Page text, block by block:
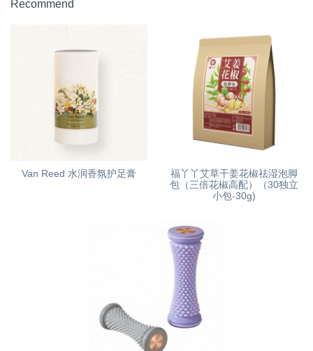
Recommend
Van Reed 水润香氛护足膏
福丫丫艾草干姜花椒祛湿泡脚
包（三倍花椒高配）（30独立
小包-30g)